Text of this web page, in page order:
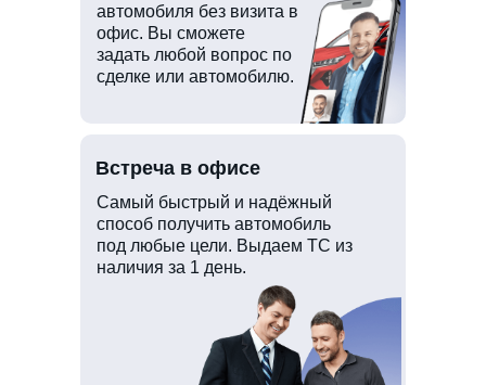
автомобиля без визита в
офис. Вы сможете
задать любой вопрос по
сделке или автомобилю.
Самый быстрый и надёжный
способ получить автомобиль
под любые цели. Выдаем ТС из
наличия за 1 день.
Встреча в офисе